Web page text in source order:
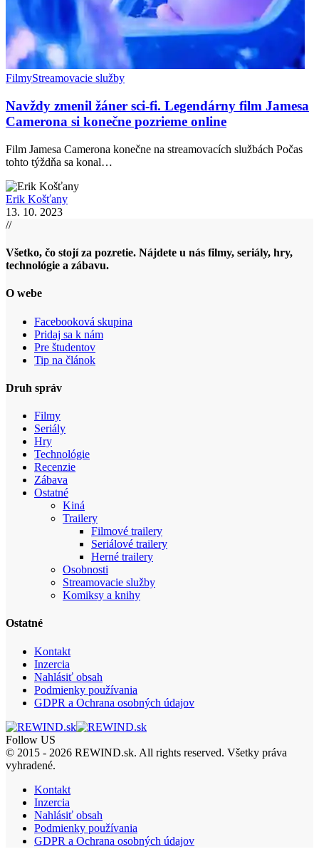
FilmyStreamovacie služby
Navždy zmenil žáner sci-fi. Legendárny film Jamesa
Camerona si konečne pozrieme online
Film Jamesa Camerona konečne na streamovacích službách Počas
tohto týždňa sa konal…
Erik Košťany
13. 10. 2023
//
Všetko, čo stojí za pozretie. Nájdete u nás filmy, seriály, hry,
technológie a zábavu.
O webe
Facebooková skupina
Pridaj sa k nám
Pre študentov
Tip na článok
Druh správ
Filmy
Seriály
Hry
Technológie
Recenzie
Zábava
Ostatné
Kiná
Trailery
Filmové trailery
Seriálové trailery
Herné trailery
Osobnosti
Streamovacie služby
Komiksy a knihy
Ostatné
Kontakt
Inzercia
Nahlásiť obsah
Podmienky používania
GDPR a Ochrana osobných údajov
Follow US
© 2015 - 2026 REWIND.sk. All rights reserved. Všetky práva
vyhradené.
Kontakt
Inzercia
Nahlásiť obsah
Podmienky používania
GDPR a Ochrana osobných údajov